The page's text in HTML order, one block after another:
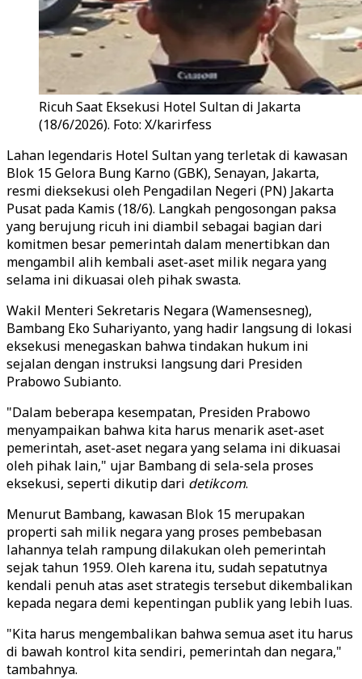
Ricuh Saat Eksekusi Hotel Sultan di Jakarta
(18/6/2026). Foto: X/karirfess
Lahan legendaris Hotel Sultan yang terletak di kawasan
Blok 15 Gelora Bung Karno (GBK), Senayan, Jakarta,
resmi dieksekusi oleh Pengadilan Negeri (PN) Jakarta
Pusat pada Kamis (18/6). Langkah pengosongan paksa
yang berujung ricuh ini diambil sebagai bagian dari
komitmen besar pemerintah dalam menertibkan dan
mengambil alih kembali aset-aset milik negara yang
selama ini dikuasai oleh pihak swasta.
Wakil Menteri Sekretaris Negara (Wamensesneg),
Bambang Eko Suhariyanto, yang hadir langsung di lokasi
eksekusi menegaskan bahwa tindakan hukum ini
sejalan dengan instruksi langsung dari Presiden
Prabowo Subianto.
"Dalam beberapa kesempatan, Presiden Prabowo
menyampaikan bahwa kita harus menarik aset-aset
pemerintah, aset-aset negara yang selama ini dikuasai
oleh pihak lain," ujar Bambang di sela-sela proses
eksekusi, seperti dikutip dari detikcom.
Menurut Bambang, kawasan Blok 15 merupakan
properti sah milik negara yang proses pembebasan
lahannya telah rampung dilakukan oleh pemerintah
sejak tahun 1959. Oleh karena itu, sudah sepatutnya
kendali penuh atas aset strategis tersebut dikembalikan
kepada negara demi kepentingan publik yang lebih luas.
"Kita harus mengembalikan bahwa semua aset itu harus
di bawah kontrol kita sendiri, pemerintah dan negara,"
tambahnya.